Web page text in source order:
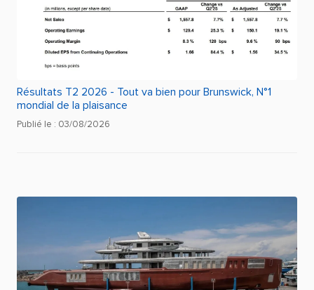
Résultats T2 2026 - Tout va bien pour Brunswick, N°1
mondial de la plaisance
Publié le : 03/08/2026